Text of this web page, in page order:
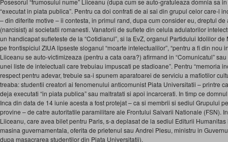
Posesorul “frumosului nume” Liiceanu (dupa cum se auto-gratuleaza domnia sa
“executat in piata publica”. Pentru ca doi confrati de ai sai din grupul celor care-l
– din diferite motive – ii contesta, in primul rand, dupa cum consider eu, dreptul
(narcisist) al societatii romanesti. Vanatorii de suflete din celula adulatorilor
un handicapat sufleteste de la “Cotidianul”, si la EvZ, organul Partidului Idolilor
pe frontispiciul ZIUA lipseste sloganul “moarte intelectualilor”, “pentru a fi din nou
Liiceanu se auto-victimizeaza (pentru a cata oara?) afirmand in “Comunicatul”
unei liste de intelectuali care trebuiau impuscati pe stadioane”. Pentru “memoria
respect pentru adevar, trebuie sa-i spunem aparatoarei de serviciu a mafiotilor
treaba: studentii creatori ai fenomenului anticomunist Piata Universitatii – printre
deja executati “in piata publica” sau maltratati si apoi incarcerati. In timp ce
Inca din data de 14 iunie acesta a fost protejat – ca si membrii si sediul Grupului
provine – de catre autoritatile paramilitare ale Frontului Salvarii Nationale (FSN).
Liiceanu, care avea bilet pentru Paris, s-a deplasat de la sediul Editurii
masina guvernamentala, oferita de prietenul sau Andrei Plesu, ministru in
dupa masacrarea studentilor din Piata Universitatii).